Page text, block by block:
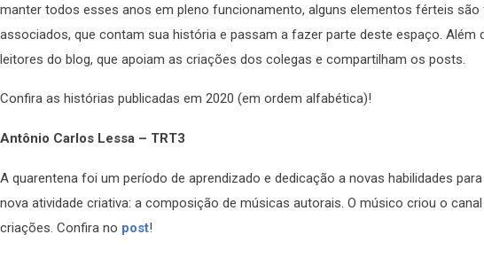
manter todos esses anos em pleno funcionamento, alguns elementos férteis
associados, que contam sua história e passam a fazer parte deste espaço.
leitores do blog, que apoiam as criações dos colegas e compartilham os posts.
Confira as histórias publicadas em 2020 (em ordem alfabética)!
Antônio Carlos Lessa – TRT3
A quarentena foi um período de aprendizado e dedicação a novas habilidades
nova atividade criativa: a composição de músicas autorais. O músico criou o
criações. Confira no post!